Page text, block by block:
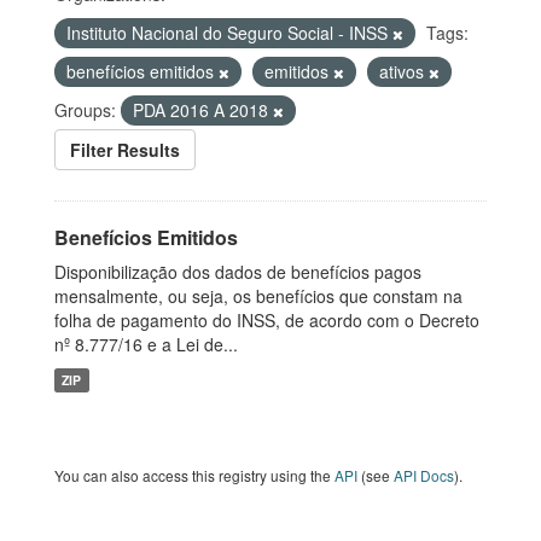
Instituto Nacional do Seguro Social - INSS
Tags:
benefícios emitidos
emitidos
ativos
Groups:
PDA 2016 A 2018
Filter Results
Benefícios Emitidos
Disponibilização dos dados de benefícios pagos
mensalmente, ou seja, os benefícios que constam na
folha de pagamento do INSS, de acordo com o Decreto
nº 8.777/16 e a Lei de...
ZIP
You can also access this registry using the API (see API Docs).